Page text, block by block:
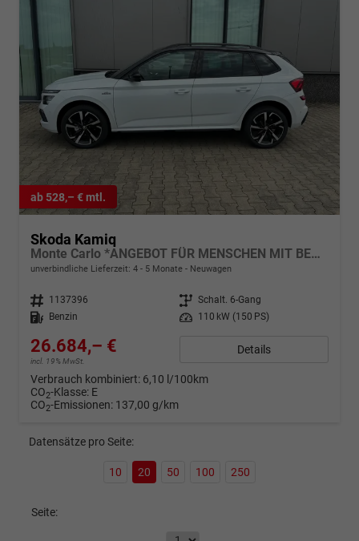
ab 528,– € mtl.
Skoda Kamiq
Monte Carlo *ANGEBOT FÜR MENSCHEN MIT BEHINDERUNG AB 50%! 1.5 TSI 150PS, Panoramadach, 17"Alu, Matrix-LED, Parksensoren v/h, Kamera, Tempomat, Virtual Cockpit, Kessy, Winter-Paket, Climatronic, Radio 8", SmartLink, Color Concept, NSW, Dachreling, Sport-M-Lederlenkra
unverbindliche Lieferzeit: 4 - 5 Monate Neuwagen
Fahrzeugnr. 1137396 Getriebe Schalt. 6-Gang
Kraftstoff
Benzin Leistung 110 kW (150 PS)
26.684,– €
incl. 19% MwSt.
Details
Verbrauch kombiniert: 6,10 l/100km
CO2-Klasse: E
CO2-Emissionen: 137,00 g/km
Datensätze pro Seite:
10 20 50 100 250
Seite: